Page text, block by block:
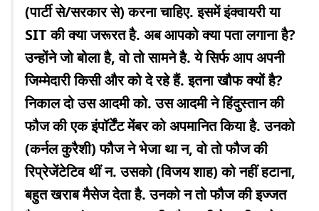
(पार्टी से/सरकार से) करना चाहिए. इसमें इंक्वायरी या
SIT की क्या जरूरत है. अब आपको क्या पता लगाना है?
उन्होंने जो बोला है, वो तो सामने है. ये सिर्फ आप अपनी
जिम्मेदारी किसी और को दे रहे हैं. इतना खौफ क्यों है?
निकाल दो उस आदमी को. उस आदमी ने हिंदुस्तान की
फौज की एक इंपॉर्टेंट मेंबर को अपमानित किया है. उनको
(कर्नल कुरैशी) फौज ने भेजा था न, वो तो फौज की
रिप्रेजेंटेटिव थीं न. उसको (विजय शाह) को नहीं हटाना,
बहुत खराब मैसेज देता है. उनको न तो फौज की इज्जत